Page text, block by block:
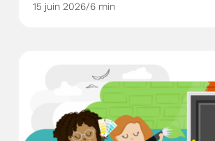
15 juin 2026/6 min